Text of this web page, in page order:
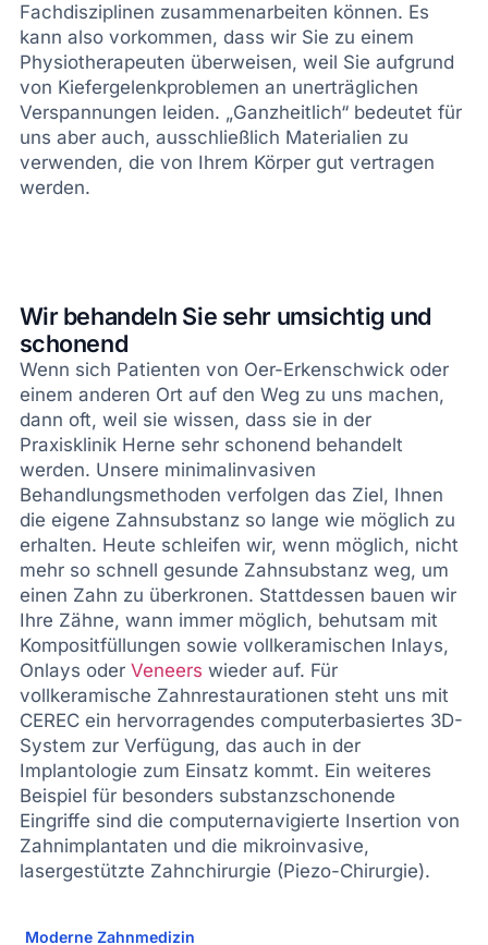
Fachdisziplinen zusammenarbeiten können. Es
kann also vorkommen, dass wir Sie zu einem
Physiotherapeuten überweisen, weil Sie aufgrund
von Kiefergelenkproblemen an unerträglichen
Verspannungen leiden. „Ganzheitlich“ bedeutet für
uns aber auch, ausschließlich Materialien zu
verwenden, die von Ihrem Körper gut vertragen
werden.
Wir behandeln Sie sehr umsichtig und
schonend
Wenn sich Patienten von Oer-Erkenschwick oder
einem anderen Ort auf den Weg zu uns machen,
dann oft, weil sie wissen, dass sie in der
Praxisklinik Herne sehr schonend behandelt
werden. Unsere minimalinvasiven
Behandlungsmethoden verfolgen das Ziel, Ihnen
die eigene Zahnsubstanz so lange wie möglich zu
erhalten. Heute schleifen wir, wenn möglich, nicht
mehr so schnell gesunde Zahnsubstanz weg, um
einen Zahn zu überkronen. Stattdessen bauen wir
Ihre Zähne, wann immer möglich, behutsam mit
Kompositfüllungen sowie vollkeramischen Inlays,
Onlays oder Veneers wieder auf. Für
vollkeramische Zahnrestaurationen steht uns mit
CEREC ein hervorragendes computerbasiertes 3D-
System zur Verfügung, das auch in der
Implantologie zum Einsatz kommt. Ein weiteres
Beispiel für besonders substanzschonende
Eingriffe sind die computernavigierte Insertion von
Zahnimplantaten und die mikroinvasive,
lasergestützte Zahnchirurgie (Piezo-Chirurgie).
Moderne Zahnmedizin